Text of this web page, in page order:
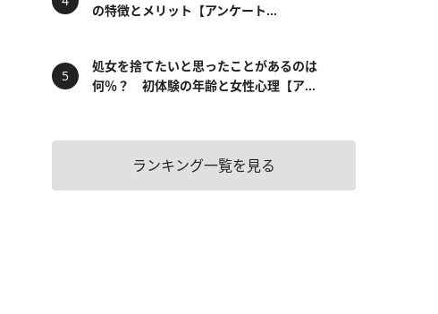
の特徴とメリット【アンケート...
処女を捨てたいと思ったことがあるのは
何％？ 初体験の年齢と女性心理【ア...
ランキング一覧を見る